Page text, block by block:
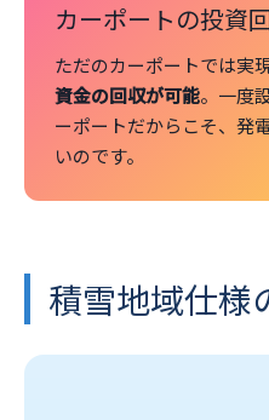
カーポートの投資
ただのカーポートでは実
資金の回収が可能。一度
ーポートだからこそ、発
いのです。
積雪地域仕様